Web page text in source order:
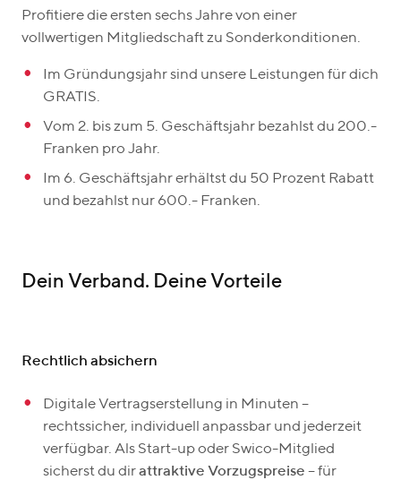
Profitiere die ersten sechs Jahre von einer
vollwertigen Mitgliedschaft zu Sonderkonditionen.
Im Gründungsjahr sind unsere Leistungen für dich
GRATIS.
Vom 2. bis zum 5. Geschäftsjahr bezahlst du 200.-
Franken pro Jahr.
Im 6. Geschäftsjahr erhältst du 50 Prozent Rabatt
und bezahlst nur 600.- Franken.
Dein Verband. Deine Vorteile
Rechtlich absichern
Digitale Vertragserstellung in Minuten –
rechtssicher, individuell anpassbar und jederzeit
verfügbar. Als Start-up oder Swico-Mitglied
sicherst du dirattraktive Vorzugspreise – für